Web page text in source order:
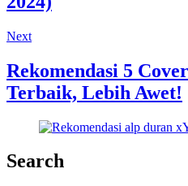
Next
Rekomendasi 5
Terbaik, Lebih Awet!
Search